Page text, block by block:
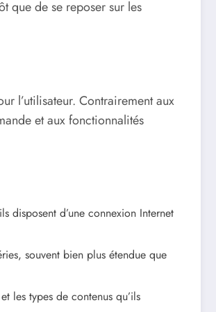
que de se reposer sur les
l’utilisateur. Contrairement aux
et aux fonctionnalités
disposent d’une connexion Internet
souvent bien plus étendue que
les types de contenus qu’ils